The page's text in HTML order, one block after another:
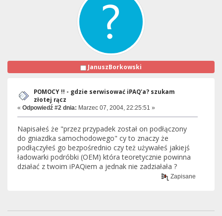
JanuszBorkowski
POMOCY !! - gdzie serwisować iPAQ'a? szukam
złotej rącz
« Odpowiedź #2 dnia: Marzec 07, 2004, 22:25:51 »
Napisałeś że "przez przypadek został on podłączony
do gniazdka samochodowego" cy to znaczy że
podłączyłeś go bezpośrednio czy też używałeś jakiejś
ładowarki podróbki (OEM) która teoretycznie powinna
działać z twoim iPAQiem a jednak nie zadziałała ?
Zapisane